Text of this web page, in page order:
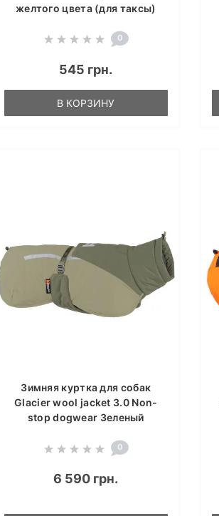
желтого цвета (для таксы)
0
545 грн.
В КОРЗИНУ
Зимняя куртка для собак
Glacier wool jacket 3.0 Non-
stop dogwear Зеленый
0
6 590 грн.